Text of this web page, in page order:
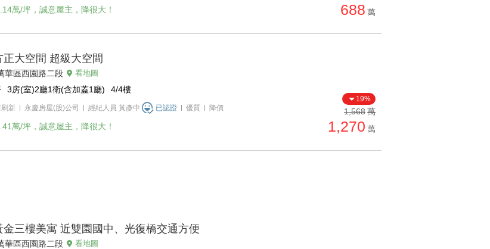
萬/坪，誠意屋主，降很大！ 688 萬
正大空間 超級大空間
華區西園路二段 看地圖
3房(室)2廳1衛(含加蓋1廳) 4/4樓
新 永慶房屋(股)公司 經紀人員 黃彥中 已認證 優質 降價
萬/坪，誠意屋主，降很大！
19%
1,568萬
1,270 萬
金三樓美寓 近雙園國中、光復橋交通方便
華區西園路二段 看地圖